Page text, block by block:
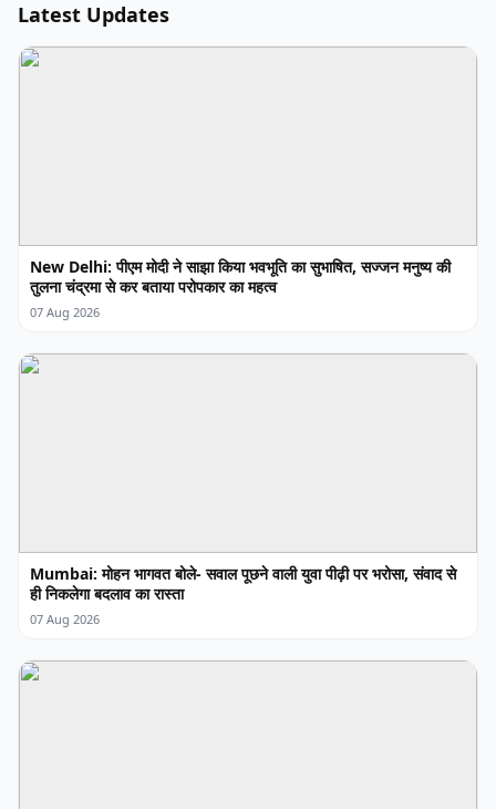
Latest Updates
New Delhi: पीएम मोदी ने साझा किया भवभूति का सुभाषित, सज्जन मनुष्य की
तुलना चंद्रमा से कर बताया परोपकार का महत्व
07 Aug 2026
Mumbai: मोहन भागवत बोले- सवाल पूछने वाली युवा पीढ़ी पर भरोसा, संवाद से
ही निकलेगा बदलाव का रास्ता
07 Aug 2026